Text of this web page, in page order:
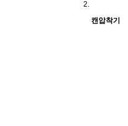
캔압착기